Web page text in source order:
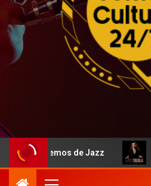
Hablemos de Jazz